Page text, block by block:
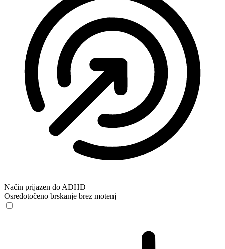
Način prijazen do ADHD
Osredotočeno brskanje brez motenj